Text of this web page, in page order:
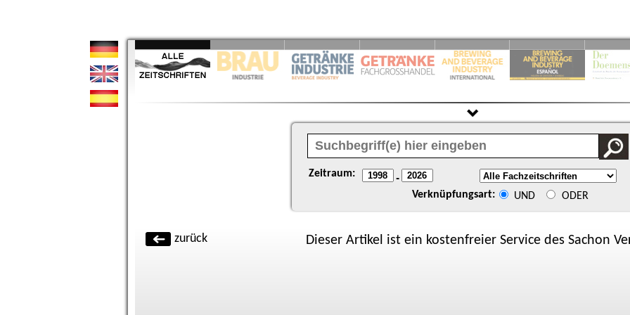
Zeitraum: -
Verknüpfungsart: UND ODER
zurück Dieser Artikel ist ein kostenfreier Service des Sachon